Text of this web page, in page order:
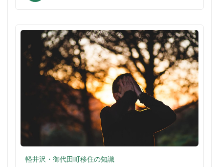
軽井沢・御代田町移住の知識